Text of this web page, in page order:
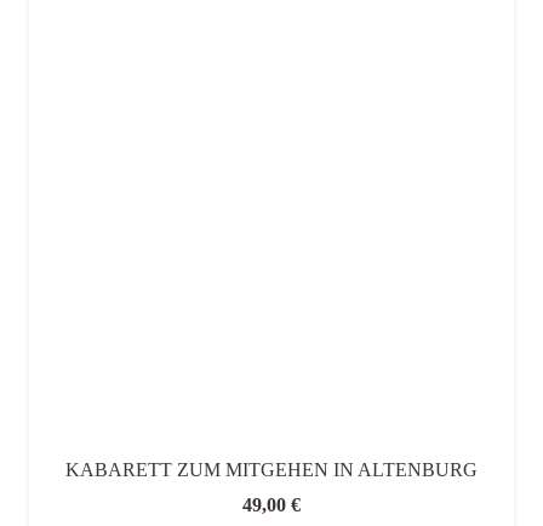
KABARETT ZUM MITGEHEN IN ALTENBURG
49,00 €